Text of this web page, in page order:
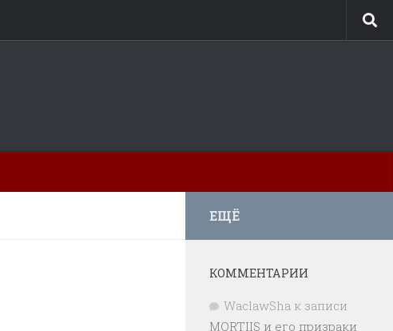
ЕЩЁ
КОММЕНТАРИИ
WaclawSha к записи
MORTIIS и его призраки